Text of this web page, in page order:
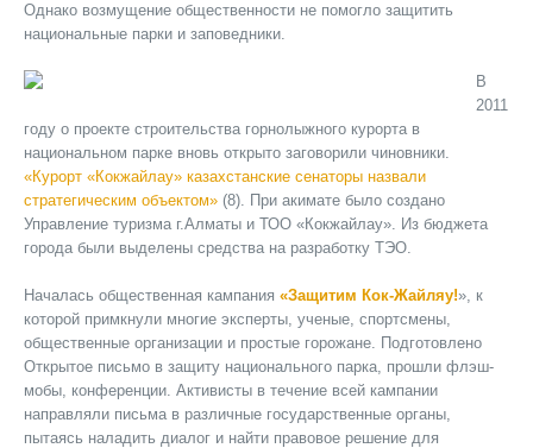
Однако возмущение общественности не помогло защитить
национальные парки и заповедники.
В
2011
году о проекте строительства горнолыжного курорта в
национальном парке вновь открыто заговорили чиновники.
«Курорт «Кокжайлау» казахстанские сенаторы назвали
стратегическим объектом» (8). При акимате было создано
Управление туризма г.Алматы и ТОО «Кокжайлау». Из бюджета
города были выделены средства на разработку ТЭО.
Началась общественная кампания «Защитим Кок-Жайляу!», к
которой примкнули многие эксперты, ученые, спортсмены,
общественные организации и простые горожане. Подготовлено
Открытое письмо в защиту национального парка, прошли флэш-
мобы, конференции. Активисты в течение всей кампании
направляли письма в различные государственные органы,
пытаясь наладить диалог и найти правовое решение для